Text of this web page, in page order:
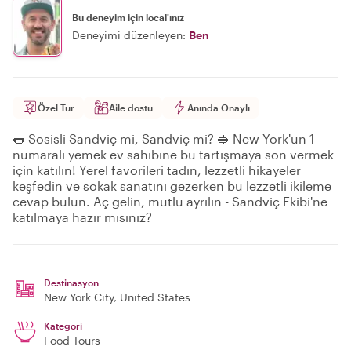
Bu deneyim için local'ınız
Deneyimi düzenleyen: Ben
Özel Tur Aile dostu Anında Onaylı
🌭 Sosisli Sandviç mi, Sandviç mi? 🥪 New York'un 1
numaralı yemek ev sahibine bu tartışmaya son vermek
için katılın! Yerel favorileri tadın, lezzetli hikayeler
keşfedin ve sokak sanatını gezerken bu lezzetli ikileme
cevap bulun. Aç gelin, mutlu ayrılın - Sandviç Ekibi'ne
katılmaya hazır mısınız?
Destinasyon
New York City, United States
Kategori
Food Tours